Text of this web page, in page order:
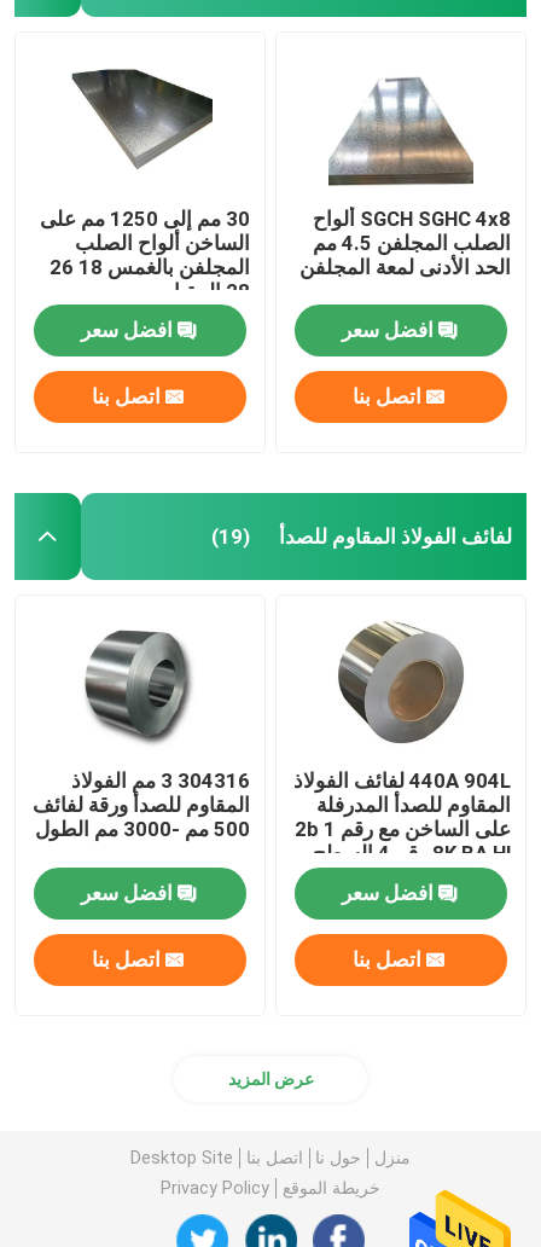
SGCH SGHC 4x8 ألواح
الصلب المجلفن 4.5 مم
الحد الأدنى لمعة المجلفن
افضل سعر
اتصل بنا
30 مم إلى 1250 مم على
الساخن ألواح الصلب
المجلفن بالغمس 18 26
28 المقياس
افضل سعر
اتصل بنا
لفائف الفولاذ المقاوم للصدأ (19)
440A 904L لفائف الفولاذ
المقاوم للصدأ المدرفلة
على الساخن مع رقم 1 2b
8K BA Hl رقم 4 السطح
افضل سعر
اتصل بنا
304316 3 مم الفولاذ
المقاوم للصدأ ورقة لفائف
500 مم -3000 مم الطول
افضل سعر
اتصل بنا
عرض المزيد
منزل حول نا اتصل بنا
Desktop Site
خريطة الموقع
Privacy Policy